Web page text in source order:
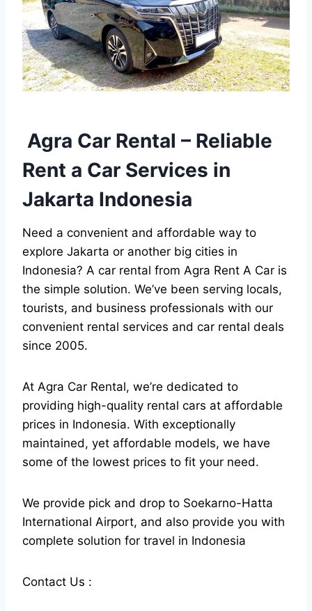
Agra Car Rental – Reliable
Rent a Car Services in
Jakarta Indonesia
Need a convenient and affordable way to
explore Jakarta or another big cities in
Indonesia? A car rental from Agra Rent A Car is
the simple solution. We’ve been serving locals,
tourists, and business professionals with our
convenient rental services and car rental deals
since 2005.
At Agra Car Rental, we’re dedicated to
providing high-quality rental cars at affordable
prices in Indonesia. With exceptionally
maintained, yet affordable models, we have
some of the lowest prices to fit your need.
We provide pick and drop to Soekarno-Hatta
International Airport, and also provide you with
complete solution for travel in Indonesia
Contact Us :